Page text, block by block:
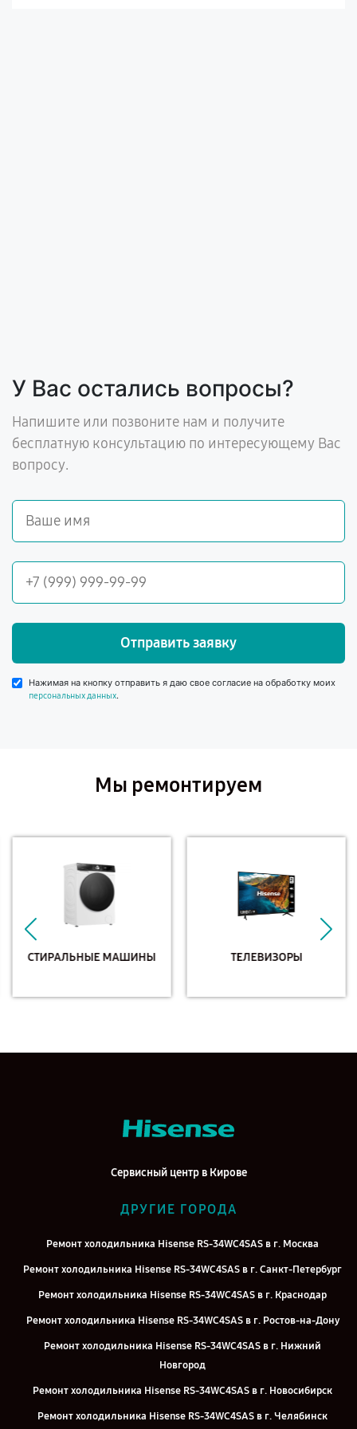
У Вас остались вопросы?
Напишите или позвоните нам и получите
бесплатную консультацию по интересующему Вас
вопросу.
Отправить заявку
Нажимая на кнопку отправить я даю свое согласие на обработку моих
персональных данных.
Мы ремонтируем
СТИРАЛЬНЫЕ МАШИНЫ ТЕЛЕВИЗОРЫ
Сервисный центр в Кирове
ДРУГИЕ ГОРОДА
Ремонт холодильника Hisense RS-34WC4SAS в г. Москва
Ремонт холодильника Hisense RS-34WC4SAS в г. Санкт-Петербург
Ремонт холодильника Hisense RS-34WC4SAS в г. Краснодар
Ремонт холодильника Hisense RS-34WC4SAS в г. Ростов-на-Дону
Ремонт холодильника Hisense RS-34WC4SAS в г. Нижний
Новгород
Ремонт холодильника Hisense RS-34WC4SAS в г. Новосибирск
Ремонт холодильника Hisense RS-34WC4SAS в г. Челябинск